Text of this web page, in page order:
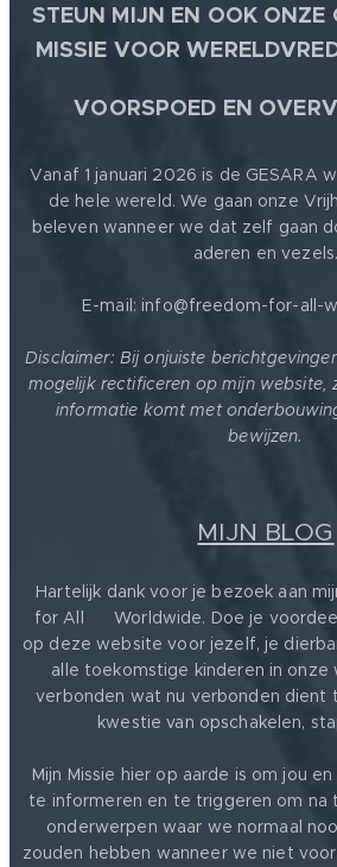
STEUN MIJN EN OOK ONZE
MISSIE VOOR
VOORSPOED EN
Vanaf 1 januari 2026 is de GESARA
de hele wereld. We gaan onze
beleven wanneer we dat zelf gaan
aderen en vezels.
E-mail: info@freedom-for-all-
Disclaimer: Bij onjuiste
mogelijk rectificeren op mijn website,
informatie komt met
bewijzen.
MIJN BLOG
Hartelijk dank voor je bezoek aan
for All ❤️ Worldwide. Doe je
op deze website voor jezelf, je
alle toekomstige kinderen in onze
verbonden wat nu verbonden dient
kwestie van opschakelen,
Mijn Missie hier op aarde is om jou
te informeren en te triggeren om na
onderwerpen waar we normaal
zouden hebben wanneer we niet